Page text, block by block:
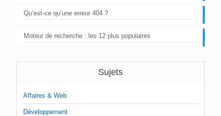
Qu’est-ce qu’une erreur 404 ?
Moteur de recherche : les 12 plus populaires
Sujets
Affaires & Web
Développement